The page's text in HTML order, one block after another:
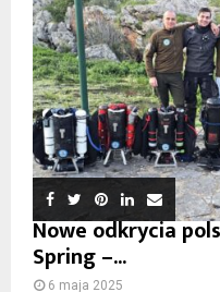
Nowe odkrycia
Spring –...
6 maja 2025